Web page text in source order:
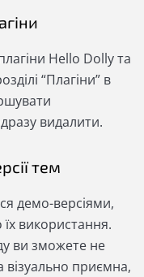
Hello Dolly та
“Плагіни” в
видалити.
тем
демо-версіями,
використання.
ви зможете не
візуально приємна,